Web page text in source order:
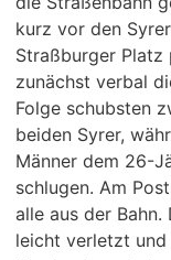
kurz vor den
Straßburger
zunächst verbal
Folge schubsten
beiden Syrer,
Männer dem 26-
schlugen. Am
alle aus der
leicht verletzt und